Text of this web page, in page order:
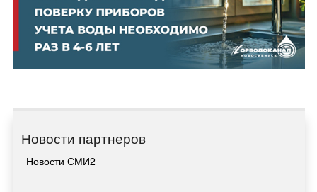
Новости партнеров
Новости СМИ2